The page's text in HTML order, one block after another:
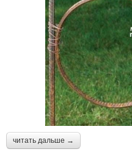
читать дальше →